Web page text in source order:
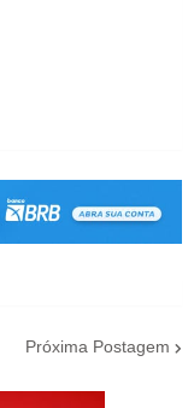
Próxima Postagem